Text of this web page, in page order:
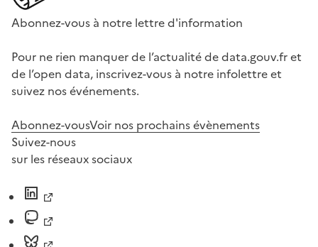
Abonnez-vous à notre lettre d'information
Pour ne rien manquer de l’actualité de data.gouv.fr et
de l’open data, inscrivez-vous à notre infolettre et
suivez nos événements.
Abonnez-vousVoir nos prochains évènements
Suivez-nous
sur les réseaux sociaux